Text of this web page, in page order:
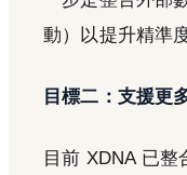
動）以提升精準度
目標二：支援更
目前 XDNA 已